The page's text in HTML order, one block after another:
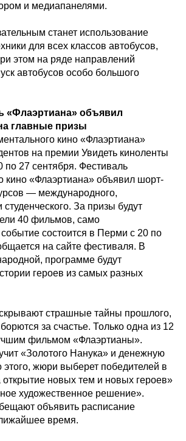
и медиапанелями.
станет использование
для всех классов автобусов,
этом на ряде направлений
автобусов особо большого
«Флаэртиана» объявил
главные призы
кино «Флаэртиана»
на премии Увидеть киноленты
по 27 сентября. Фестиваль
кино «Флаэртиана» объявил шорт-
— международного,
студенческого. За призы будут
40 фильмов, само
состоится в Перми с 20 по
на сайте фестиваля. В
программе будут
героев из самых разных
страшные тайны прошлого,
за счастье. Только одна из 12
фильмом «Флаэртианы».
«Золотого Нанука» и денежную
жюри выберет победителей в
новых тем и новых героев»
художественное решение».
объявить расписание
время.